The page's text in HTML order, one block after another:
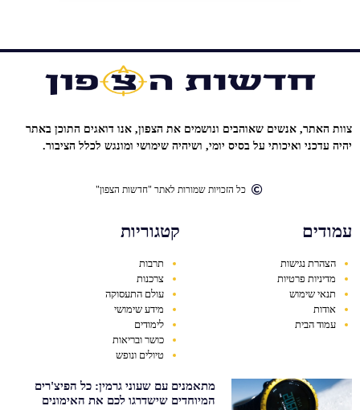
צוות האתר, אנשים שאוהבים ונושמים את הצפון, אנו דואגים התוכן באתר
יהיה עדכני ואיכותי על בסיס יומי, ושיהיה שימושי ומונגש לכלל הציבור.
כל הזכויות שמורות לאתר "חדשות הצפון"
עמודים
הצהרת נגישות
מדיניות פרטיות
תנאי שימוש
אודות
עמוד הבית
קטגוריות
תרבות
צרכנות
עולם התעסוקה
מידע שימושי
לימודים
כושר ובריאות
טיולים ונופש
מתאמנים עם שעוני גרמין: כל הפיצ'רים
המיוחדים שישדרגו לכם את האימונים